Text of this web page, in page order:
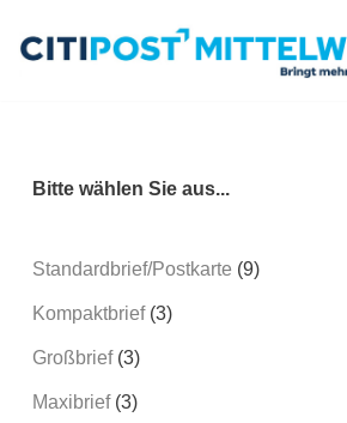
Zum
Bitte wählen Sie aus...
Standardbrief/Postkarte 9
Kompaktbrief 3
Großbrief 3
Maxibrief 3